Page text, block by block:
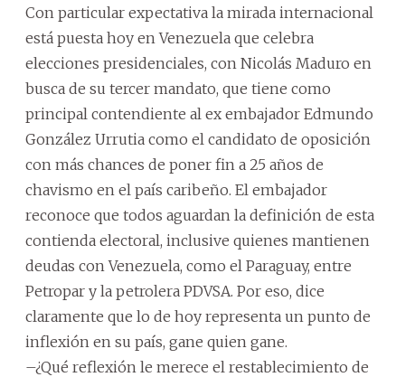
Con particular expectativa la mirada internacional
está puesta hoy en Venezuela que celebra
elecciones presidenciales, con Nicolás Maduro en
busca de su tercer mandato, que tiene como
principal contendiente al ex embajador Edmundo
González Urrutia como el candidato de oposición
con más chances de poner fin a 25 años de
chavismo en el país caribeño. El embajador
reconoce que todos aguardan la definición de esta
contienda electoral, inclusive quienes mantienen
deudas con Venezuela, como el Paraguay, entre
Petropar y la petrolera PDVSA. Por eso, dice
claramente que lo de hoy representa un punto de
inflexión en su país, gane quien gane.
–¿Qué reflexión le merece el restablecimiento de